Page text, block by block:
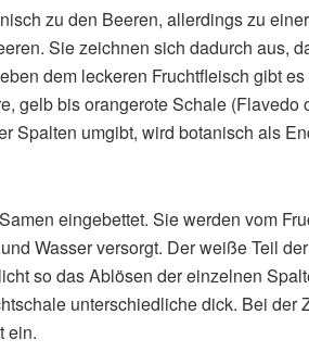
zu den Beeren, allerdings zu
Sie zeichnen sich dadurch aus,
dem leckeren Fruchtfleisch gibt
gelb bis orangerote Schale
Spalten umgibt, wird botanisch als
eingebettet. Sie werden vom
Wasser versorgt. Der weiße Teil
so das Ablösen der einzelnen
unterschiedliche dick. Bei der
ein.